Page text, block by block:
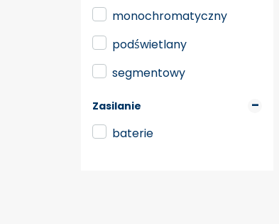
monochromatyczny
podświetlany
segmentowy
Zasilanie
baterie